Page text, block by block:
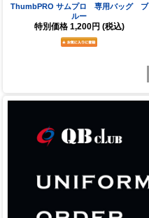
ThumbPRO サムプロ 専用バッグ ブ
ルー
特別価格 1,200円 (税込)